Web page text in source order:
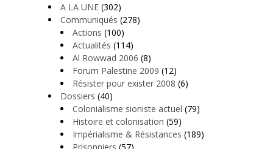
A LA UNE (302)
Communiqués (278)
Actions (100)
Actualités (114)
Al Rowwad 2006 (8)
Forum Palestine 2009 (12)
Résister pour exister 2008 (6)
Dossiers (40)
Colonialisme sioniste actuel (79)
Histoire et colonisation (59)
Impérialisme & Résistances (189)
Prisonniers (57)